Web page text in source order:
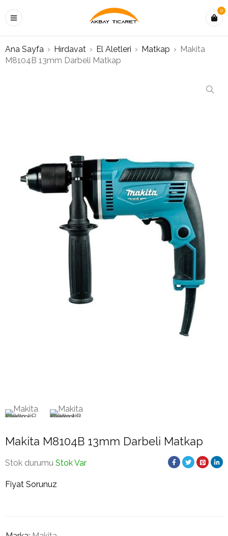
0
Ana Sayfa › Hırdavat › El Aletleri › Matkap › Makita
M8104B 13mm Darbeli Matkap
Makita M8104B 13mm Darbeli Matkap
Stok durumu Stok Var
Fiyat Sorunuz